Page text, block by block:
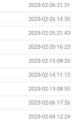
2023-02-26 21:51
2023-02-26 14:35
2023-02-25 21:43
2023-02-20 16:23
2023-02-15 08:25
2023-02-14 11:15
2023-02-13 08:55
2023-02-06 17:26
2023-02-04 12:24